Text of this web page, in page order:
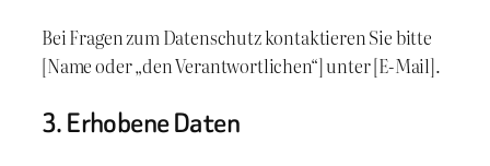
Bei Fragen zum Datenschutz kontaktieren Sie bitte
[Name oder „den Verantwortlichen“] unter [E-Mail].
3. Erhobene Daten